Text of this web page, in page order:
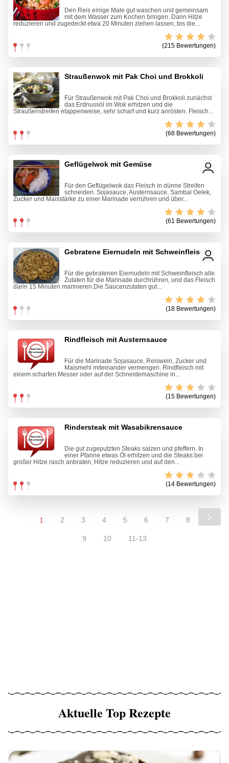
Den Reis einige Male gut waschen und gemeinsam
mit dem Wasser zum Kochen bringen. Dann Hitze
reduzieren und zugedeckt etwa 20 Minuten ziehen lassen, bis die...
(215 Bewertungen)
Straußenwok mit Pak Choi und Brokkoli
Für Straußenwok mit Pak Choi und Brokkoli zunächst
das Erdnussöl im Wok erhitzen und die
Straußenstreifen etappenweise, sehr scharf und kurz anrösten. Fleisch...
(68 Bewertungen)
Geflügelwok mit Gemüse
Für den Geflügelwok das Fleisch in dünne Streifen
schneiden. Sojasauce, Austernsauce, Sambal Oelek,
Zucker und Maisstärke zu einer Marinade verrühren und über...
(61 Bewertungen)
Gebratene Eiernudeln mit Schweinfleisch
Für die gebratenen Eiernudeln mit Schweinfleisch alle
Zutaten für die Marinade durchrühren, und das Fleisch
darin 15 Minuten marinieren.Die Saucenzutaten gut...
(18 Bewertungen)
Rindfleisch mit Austernsauce
Für die Marinade Sojasauce, Reiswein, Zucker und
Maismehl miteinander vermengen. Rindfleisch mit
einem scharfen Messer oder auf der Schneidemaschine in...
(15 Bewertungen)
Rindersteak mit Wasabikrensauce
Die gut zugeputzten Steaks salzen und pfeffern. In
einer Pfanne etwas Öl erhitzen und die Steaks bei
großer Hitze rasch anbraten, Hitze reduzieren und auf den...
(14 Bewertungen)
1 2 3 4 5 6 7 8
9 10 11-13
Aktuelle Top Rezepte